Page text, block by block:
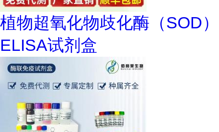
植物超氧化物歧化酶（SOD）
ELISA试剂盒